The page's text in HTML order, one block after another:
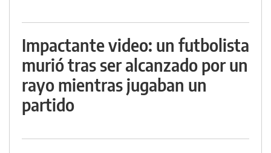
Impactante video: un futbolista
murió tras ser alcanzado por un
rayo mientras jugaban un
partido